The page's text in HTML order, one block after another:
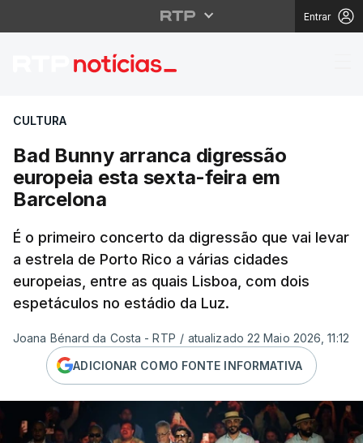
Entrar
Bad Bunny arranca
CULTURA
Bad Bunny arranca digressão
europeia esta sexta-feira em
Barcelona
É o primeiro concerto da digressão que vai levar
a estrela de Porto Rico a várias cidades
europeias, entre as quais Lisboa, com dois
espetáculos no estádio da Luz.
Joana Bénard da Costa - RTP / atualizado 22 Maio 2026, 11:12
ADICIONAR COMO FONTE INFORMATIVA